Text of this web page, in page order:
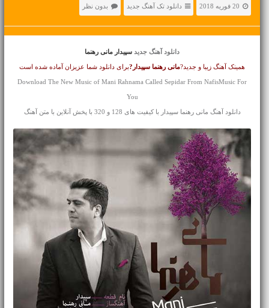
20 فوریه 2018 دانلود تک آهنگ جدید بدون نظر
دانلود آهنگ جدید سپیدار مانی رهنما
همینک آهنگ زیبا و جدید?مانی رهنما سپیدار?برای دانلود شما عزیزان آماده شده است
Download The New Music of Mani Rahnama Called Sepidar From NafisMusic For
You
دانلود آهنگ مانی رهنما سپیدار با کیفیت های 128 و 320 با پخش آنلاین با متن آهنگ